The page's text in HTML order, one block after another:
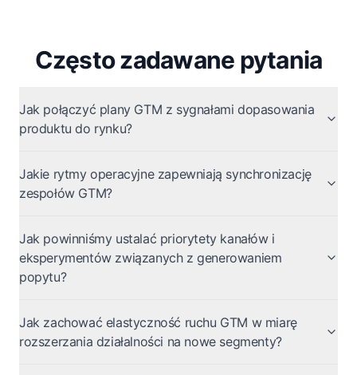
Często zadawane pytania
Jak połączyć plany GTM z sygnałami dopasowania
produktu do rynku?
Jakie rytmy operacyjne zapewniają synchronizację
zespołów GTM?
Jak powinniśmy ustalać priorytety kanałów i
eksperymentów związanych z generowaniem
popytu?
Jak zachować elastyczność ruchu GTM w miarę
rozszerzania działalności na nowe segmenty?